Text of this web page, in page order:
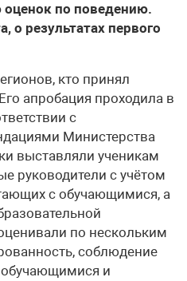
по поведению.
о результатах первого
кто принял
апробация проходила в
с
Министерства
выставляли ученикам
руководители с учётом
с обучающимися, а
по нескольким
соблюдение
и